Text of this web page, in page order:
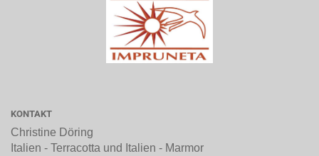
KONTAKT
Christine Döring
Italien - Terracotta und Italien - Marmor